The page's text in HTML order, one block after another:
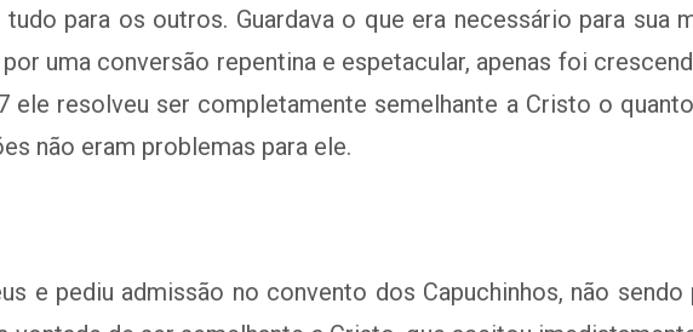
para os outros. Guardava o que era necessário para sua
uma conversão repentina e espetacular, apenas foi
ele resolveu ser completamente semelhante a Cristo o
não eram problemas para ele.
e pediu admissão no convento dos Capuchinhos, não